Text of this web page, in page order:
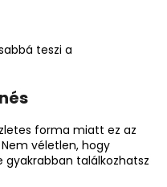
teszi a
forma miatt ez az
Nem véletlen, hogy
gyakrabban találkozhatsz